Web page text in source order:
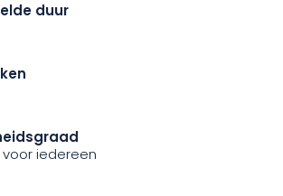
ervaring in het hart van de natuur?
en laat ons je rondleiden door
duur
iedereen